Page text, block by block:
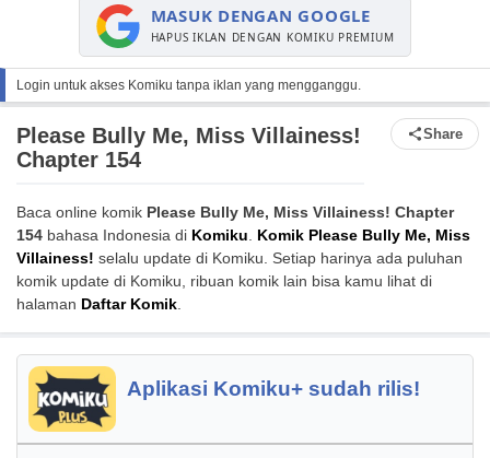
MASUK DENGAN GOOGLE
HAPUS IKLAN DENGAN KOMIKU PREMIUM
Login untuk akses Komiku tanpa iklan yang mengganggu.
Please Bully Me, Miss Villainess!
Chapter 154
Share
Baca online komik Please Bully Me, Miss Villainess! Chapter
154 bahasa Indonesia di Komiku. Komik Please Bully Me, Miss
Villainess! selalu update di Komiku. Setiap harinya ada puluhan
komik update di Komiku, ribuan komik lain bisa kamu lihat di
halaman Daftar Komik.
Aplikasi Komiku+ sudah rilis!